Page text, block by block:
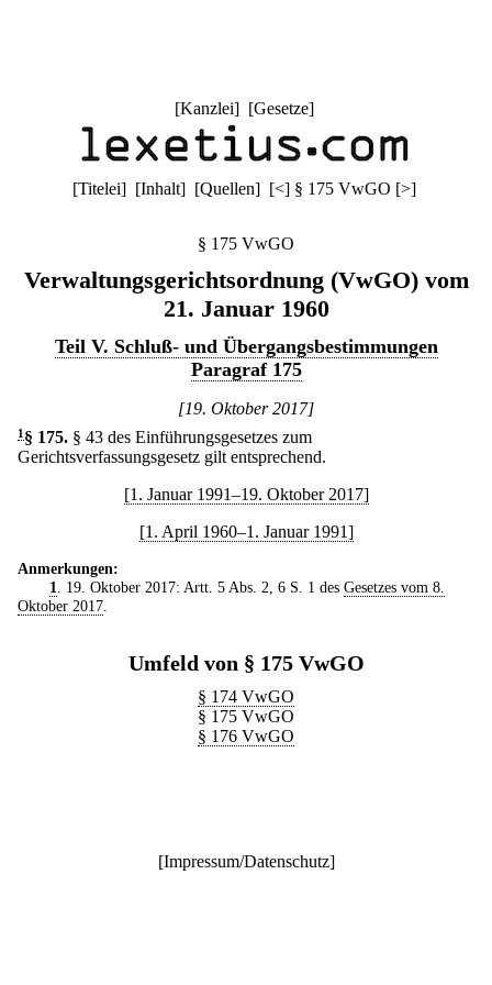
[Kanzlei] [Gesetze]
[Titelei] [Inhalt] [Quellen] [<] § 175 VwGO [>]
§ 175 VwGO
Verwaltungsgerichtsordnung (VwGO) vom
21. Januar 1960
Teil V. Schluß- und Übergangsbestimmungen
Paragraf 175
[19. Oktober 2017]
1 § 175. § 43 des Einführungsgesetzes zum
Gerichtsverfassungsgesetz gilt entsprechend.
[1. Januar 1991–19. Oktober 2017]
[1. April 1960–1. Januar 1991]
Anmerkungen:
1
. 19. Oktober 2017: Artt. 5 Abs. 2, 6 S. 1 des Gesetzes vom 8.
Oktober 2017
Umfeld von § 175 VwGO
§ 174 VwGO
§ 175 VwGO
§ 176 VwGO
[Impressum/Datenschutz]